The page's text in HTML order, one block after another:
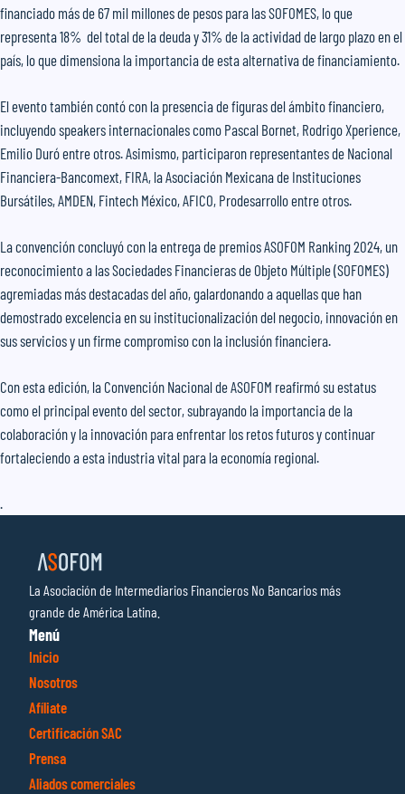
financiado más de 67 mil millones de pesos para las SOFOMES, lo que
representa 18% del total de la deuda y 31% de la actividad de largo plazo en el
país, lo que dimensiona la importancia de esta alternativa de financiamiento.
El evento también contó con la presencia de figuras del ámbito financiero,
incluyendo speakers internacionales como Pascal Bornet, Rodrigo Xperience,
Emilio Duró entre otros. Asimismo, participaron representantes de Nacional
Financiera-Bancomext, FIRA, la Asociación Mexicana de Instituciones
Bursátiles, AMDEN, Fintech México, AFICO, Prodesarrollo entre otros.
La convención concluyó con la entrega de premios ASOFOM Ranking 2024, un
reconocimiento a las Sociedades Financieras de Objeto Múltiple (SOFOMES)
agremiadas más destacadas del año, galardonando a aquellas que han
demostrado excelencia en su institucionalización del negocio, innovación en
sus servicios y un firme compromiso con la inclusión financiera.
Con esta edición, la Convención Nacional de ASOFOM reafirmó su estatus
como el principal evento del sector, subrayando la importancia de la
colaboración y la innovación para enfrentar los retos futuros y continuar
fortaleciendo a esta industria vital para la economía regional.
.
La Asociación de Intermediarios Financieros No Bancarios más
grande de América Latina.
Menú
Inicio
Nosotros
Afíliate
Certificación SAC
Prensa
Aliados comerciales